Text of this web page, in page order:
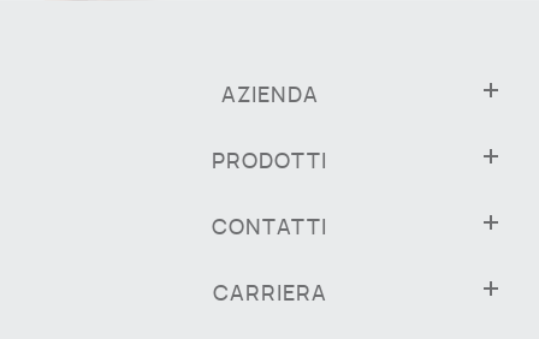
AZIENDA
PRODOTTI
CONTATTI
CARRIERA